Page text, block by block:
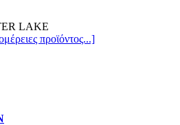
LAKE
προϊόντος...]